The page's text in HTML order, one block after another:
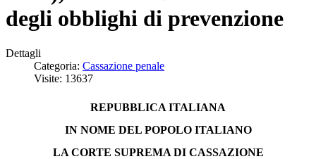
degli obblighi di prevenzione
Dettagli
Categoria: Cassazione penale
Visite: 13637
REPUBBLICA ITALIANA
IN NOME DEL POPOLO ITALIANO
LA CORTE SUPREMA DI CASSAZIONE